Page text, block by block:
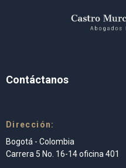
Contáctanos
Dirección:
Bogotá - Colombia
Carrera 5 No. 16-14 oficina 401